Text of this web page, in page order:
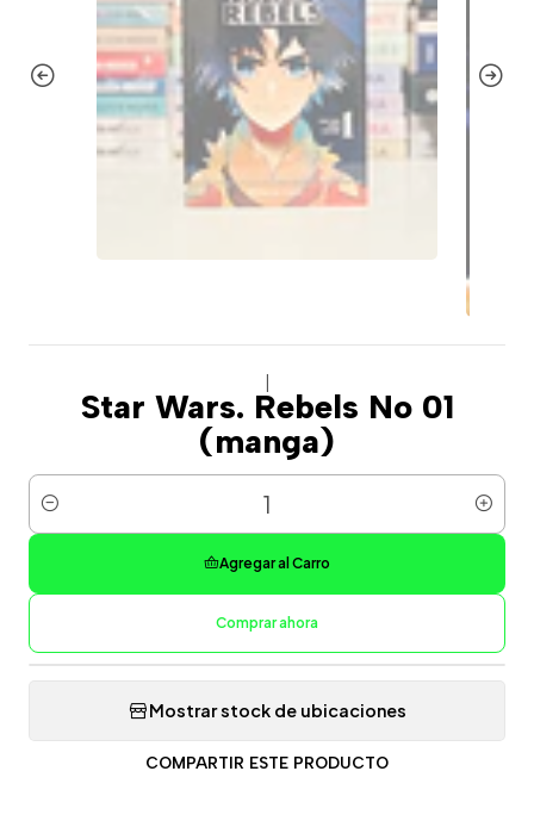
Star Wars. Rebels No 01
(manga)
Cantidad
Agregar al Carro
Comprar ahora
Mostrar stock de ubicaciones
COMPARTIR ESTE PRODUCTO